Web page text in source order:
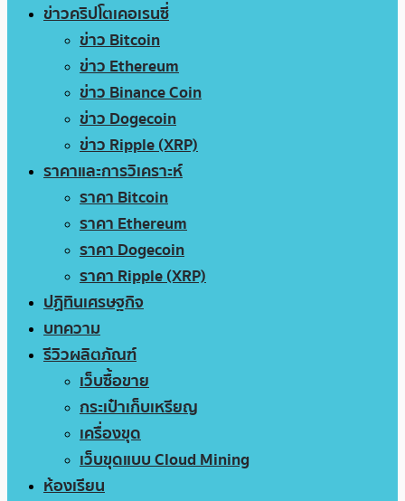
ข่าวคริปโตเคอเรนซี่
ข่าว Bitcoin
ข่าว Ethereum
ข่าว Binance Coin
ข่าว Dogecoin
ข่าว Ripple (XRP)
ราคาและการวิเคราะห์
ราคา Bitcoin
ราคา Ethereum
ราคา Dogecoin
ราคา Ripple (XRP)
ปฏิทินเศรษฐกิจ
บทความ
รีวิวผลิตภัณฑ์
เว็บซื้อขาย
กระเป๋าเก็บเหรียญ
เครื่องขุด
เว็บขุดแบบ Cloud Mining
ห้องเรียน